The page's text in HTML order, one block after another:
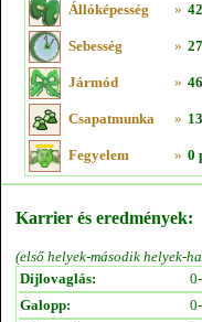
Állóképesség »
Sebesség »
Jármód »
Csapatmunka »
Fegyelem » 0
Karrier és eredmények:
(első helyek-második helyek-
Díjlovaglás:
Galopp: